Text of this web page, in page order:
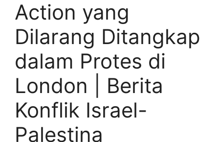
Action yang
Dilarang Ditangkap
dalam Protes di
London | Berita
Konflik Israel-
Palestina